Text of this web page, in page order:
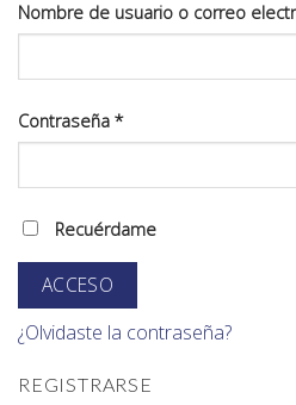
Nombre de usuario o correo
Contraseña *
Recuérdame
ACCESO
¿Olvidaste la contraseña?
REGISTRARSE